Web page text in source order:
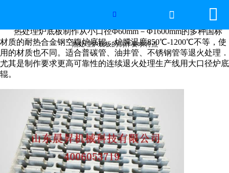
网站首页
2026年国际足联世界杯
产品中心
服务优势
新闻资讯
工程案例
厂容厂景

热处理炉底板的制作要求特点
 
热处理炉底板的制作要求特点
热处理炉底板制作从小口径Φ60mm－Φ1600mm的多种国标
材质的耐热合金钢空腹炉底辊．炉膛温度850℃-1200℃不等，使
用的材质也不同。适合普碳管、油井管、不锈钢管等退火处理．
尤其是制作要求更高可靠性的连续退火处理生产线用大口径炉底
辊。